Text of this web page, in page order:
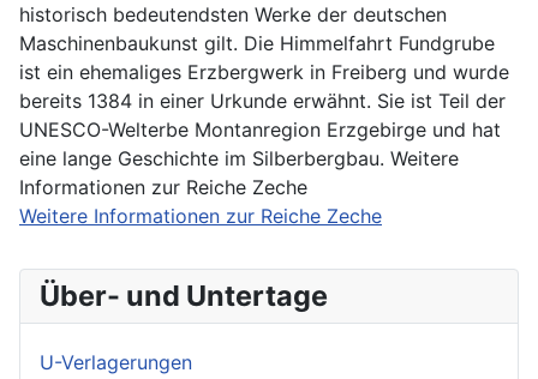
historisch bedeutendsten Werke der deutschen
Maschinenbaukunst gilt. Die Himmelfahrt Fundgrube
ist ein ehemaliges Erzbergwerk in Freiberg und wurde
bereits 1384 in einer Urkunde erwähnt. Sie ist Teil der
UNESCO-Welterbe Montanregion Erzgebirge und hat
eine lange Geschichte im Silberbergbau. Weitere
Informationen zur Reiche Zeche
Weitere Informationen zur Reiche Zeche
Über- und Untertage
U-Verlagerungen